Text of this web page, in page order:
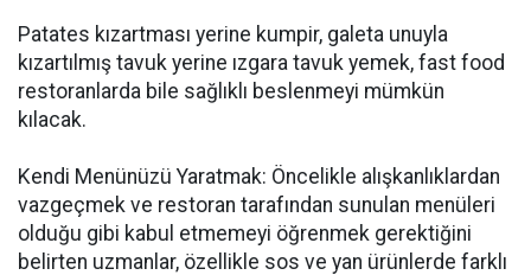
Patates kızartması yerine kumpir, galeta unuyla
kızartılmış tavuk yerine ızgara tavuk yemek, fast food
restoranlarda bile sağlıklı beslenmeyi mümkün
kılacak.
Kendi Menünüzü Yaratmak: Öncelikle alışkanlıklardan
vazgeçmek ve restoran tarafından sunulan menüleri
olduğu gibi kabul etmemeyi öğrenmek gerektiğini
belirten uzmanlar, özellikle sos ve yan ürünlerde farklı